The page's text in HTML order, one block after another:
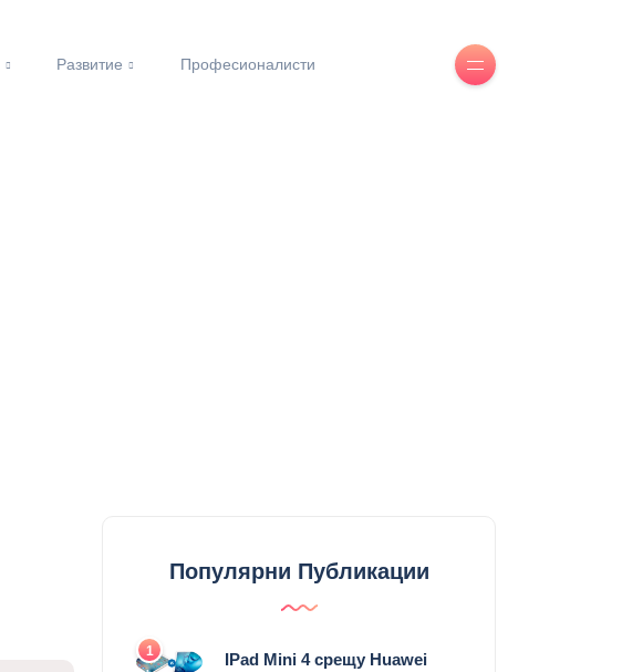
Развитие Професионалисти
Популярни Публикации
1
IPad Mini 4 срещу Huawei